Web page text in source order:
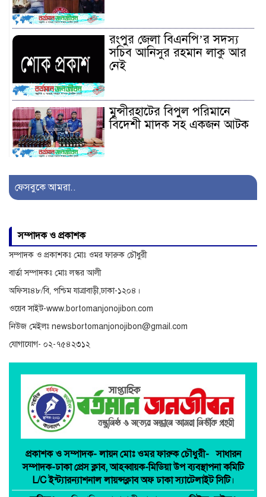
রংপুর জেলা বিএনপি’র সদস্য
সচিব আনিসুর রহমান লাকু আর
নেই
মুন্সীরহাটের বিপুল পরিমানে
বিদেশী মাদক সহ একজন আটক
সাজেকগামী পর্যটকবাহী যানবাহন
সেনাবাহিনী
বিরুদ্ধে অনুসন্ধান
ফেসবুকে আমরা..
সম্পাদক ও প্রকাশক
সম্পাদক ও প্রকাশকঃ মোঃ ওমর ফারুক চৌধুরী
বার্তা সম্পাদকঃ মোঃ লস্কর আলী
অফিসঃ৪৮/বি, পশ্চিম যাত্রাবাড়ী,ঢাকা-১২০৪।
ওয়েব সাইট-www.bortomanjonojibon.com
নিউজ মেইলঃ newsbortomanjonojibon@gmail.com
যোগাযোগ- ০২-৭৫৪২৩১২
প্রকাশক ও সম্পাদক-লায়ন মোঃ ওমর ফারুক চৌধুরী- সাধারন
সম্পাদক-ঢাকা প্রেস ক্লাব, আহব্বায়ক-মিডিয়া উপ ব্যবস্থাপনা কমিটি
L/C ইন্ট্যারন্যাশনাল লায়ন্সক্লাব অফ ঢাকা স্যাটেলাইট সিটি।